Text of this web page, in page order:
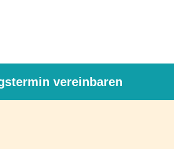
vereinbaren